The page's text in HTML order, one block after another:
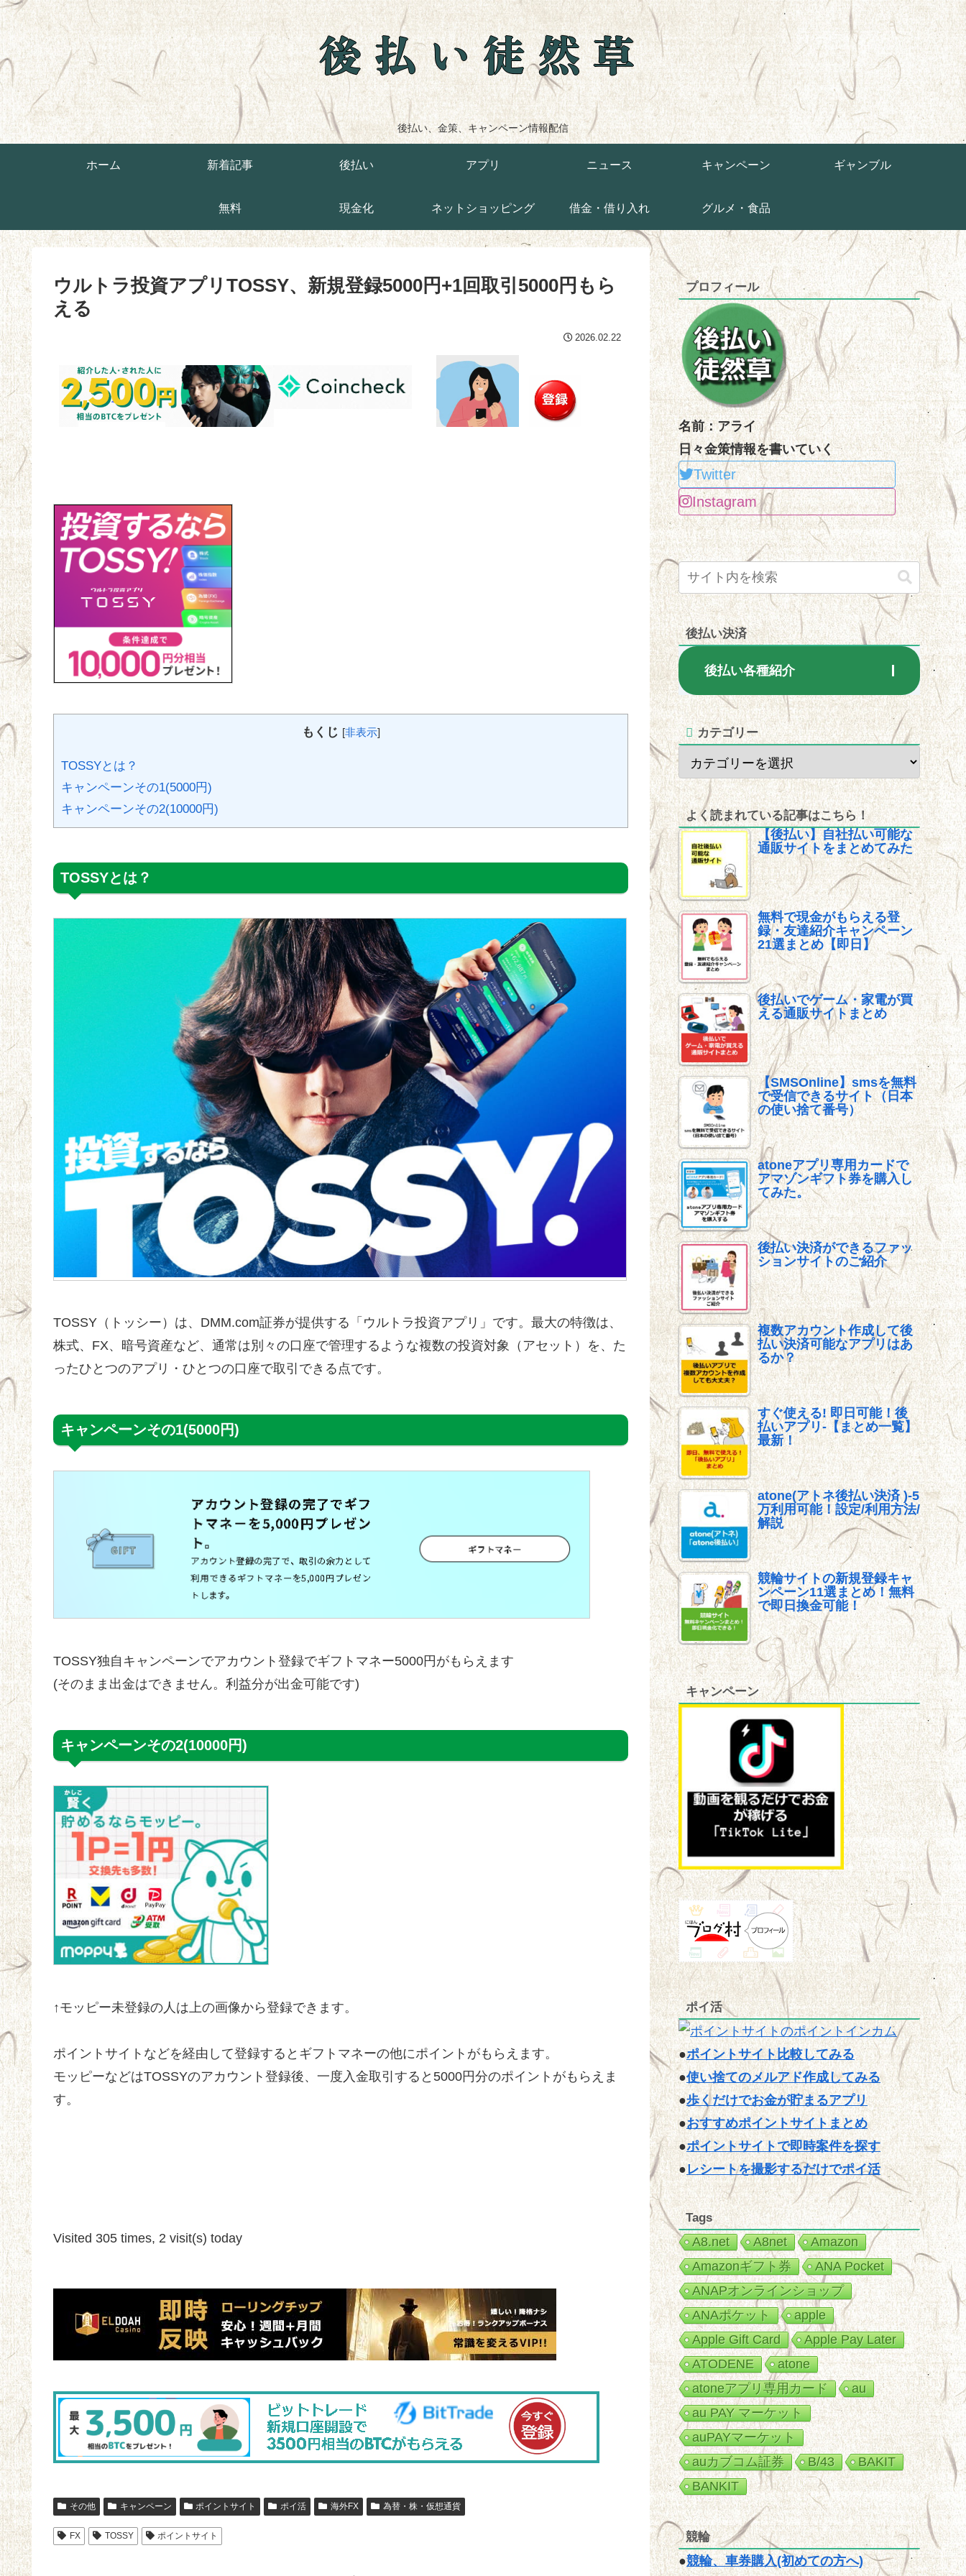
後払い徒然草
後払い、金策、キャンペーン情報配信
ホーム 新着記事 後払い アプリ ニュース キャンペーン ギャンブル
無料 現金化 ネットショッピング 借金・借り入れ グルメ・食品
ウルトラ投資アプリTOSSY、新規登録5000円+1回取引5000円もら
える
2026.02.22
もくじ [非表示]
TOSSYとは？
キャンペーンその1(5000円)
キャンペーンその2(10000円)
TOSSYとは？
TOSSY（トッシー）は、DMM.com証券が提供する「ウルトラ投資アプリ」です。最大の特徴は、
株式、FX、暗号資産など、通常は別々の口座で管理するような複数の投資対象（アセット）を、た
ったひとつのアプリ・ひとつの口座で取引できる点です。
キャンペーンその1(5000円)
TOSSY独自キャンペーンでアカウント登録でギフトマネー5000円がもらえます
(そのまま出金はできません。利益分が出金可能です)
キャンペーンその2(10000円)
↑モッピー未登録の人は上の画像から登録できます。
ポイントサイトなどを経由して登録するとギフトマネーの他にポイントがもらえます。
モッピーなどはTOSSYのアカウント登録後、一度入金取引すると5000円分のポイントがもらえま
す。
Visited 305 times, 2 visit(s) today
その他 キャンペーン ポイントサイト ポイ活 海外FX 為替・株・仮想通貨
FX TOSSY ポイントサイト
プロフィール
名前：アライ
日々金策情報を書いていく
Twitter
Instagram
後払い決済
後払い各種紹介
カテゴリー
よく読まれている記事はこちら！
【後払い】自社払い可能な
通販サイトをまとめてみた
無料で現金がもらえる登
録・友達紹介キャンペーン
21選まとめ【即日】
後払いでゲーム・家電が買
える通販サイトまとめ
【SMSOnline】smsを無料
で受信できるサイト（日本
の使い捨て番号）
atoneアプリ専用カードで
アマゾンギフト券を購入し
てみた。
後払い決済ができるファッ
ションサイトのご紹介
複数アカウント作成して後
払い決済可能なアプリはあ
るか？
すぐ使える! 即日可能！後
払いアプリ-【まとめ一覧】
最新！
atone(アトネ後払い決済 )-5
万利用可能！設定/利用方法/
解説
競輪サイトの新規登録キャ
ンペーン11選まとめ！無料
で即日換金可能！
キャンペーン
ポイ活
●ポイントサイト比較してみる
●使い捨てのメルアド作成してみる
●歩くだけでお金が貯まるアプリ
●おすすめポイントサイトまとめ
●ポイントサイトで即時案件を探す
●レシートを撮影するだけでポイ活
Tags
A8.net A8net
Amazon
Amazonギフト券
ANA Pocket
ANAPオンラインショップ
ANAポケット
apple
Apple Gift Card
Apple Pay Later
ATODENE
atone
atoneアプリ専用カード
au
au PAY マーケット
auPAYマーケット
auカブコム証券
B/43
BAKIT
BANKIT
競輪
●競輪、車券購入(初めての方へ)